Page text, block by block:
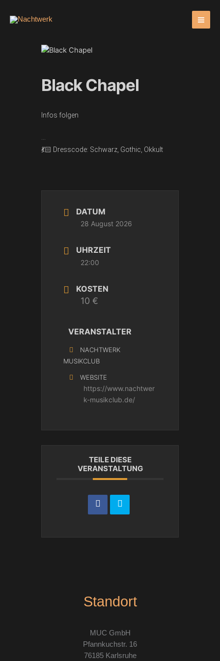
Inhalt
Black Chapel
Infos folgen
💃🏻 Dresscode: Schwarz, Gothic, Okkult
DATUM
28 August 2026
UHRZEIT
22:00
KOSTEN
10 €
VERANSTALTER
NACHTWERK
MUSIKCLUB
WEBSITE
https://www.nachtwer
k-musikclub.de/
TEILE DIESE
VERANSTALTUNG
Standort
MUC GmbH
Pfannkuchstr. 16
76185 Karlsruhe